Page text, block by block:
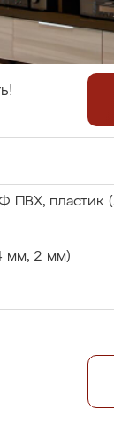
пластик
мм, 2 мм)